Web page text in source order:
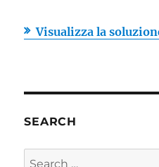
Visualizza la
SEARCH
Search